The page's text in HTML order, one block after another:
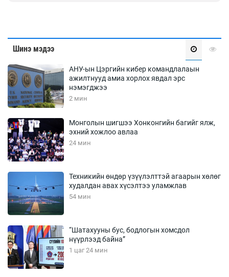
Шинэ мэдээ
АНУ-ын Цэргийн кибер командлалаын
ажилтнууд амиа хорлох явдал эрс
нэмэгджээ
2 мин
Монголын шигшээ Хонконгийн багийг ялж,
эхний хожлоо авлаа
24 мин
Техникийн өндөр үзүүлэлттэй агаарын хөлөг
худалдан авах хүсэлтээ уламжлав
54 мин
“Шатахууны бус, бодлогын хомсдол
нүүрлээд байна”
1 цаг 24 мин